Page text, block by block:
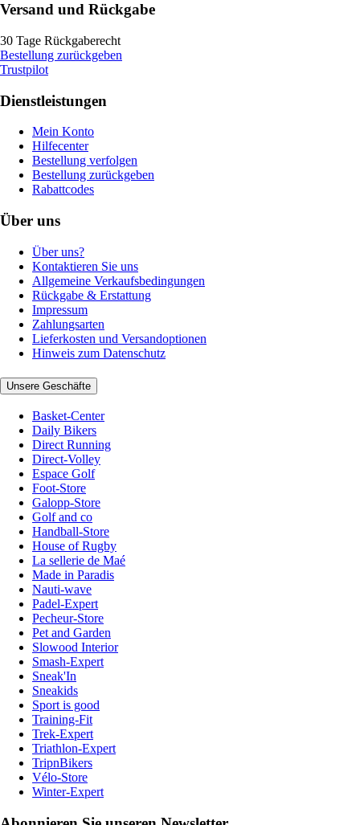
Versand und Rückgabe
30 Tage Rückgaberecht
Bestellung zurückgeben
Trustpilot
Dienstleistungen
Mein Konto
Hilfecenter
Bestellung verfolgen
Bestellung zurückgeben
Rabattcodes
Über uns
Über uns?
Kontaktieren Sie uns
Allgemeine Verkaufsbedingungen
Rückgabe & Erstattung
Impressum
Zahlungsarten
Lieferkosten und Versandoptionen
Hinweis zum Datenschutz
Unsere Geschäfte
Basket-Center
Daily Bikers
Direct Running
Direct-Volley
Espace Golf
Foot-Store
Galopp-Store
Golf and co
Handball-Store
House of Rugby
La sellerie de Maé
Made in Paradis
Nauti-wave
Padel-Expert
Pecheur-Store
Pet and Garden
Slowood Interior
Smash-Expert
Sneak'In
Sneakids
Sport is good
Training-Fit
Trek-Expert
Triathlon-Expert
TripnBikers
Vélo-Store
Winter-Expert